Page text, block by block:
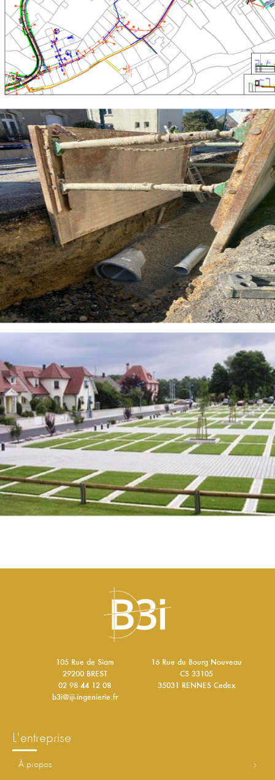
105 Rue de Siam
29200 BREST
02 98 44 12 08
b3i@iji-ingenierie.fr
16 Rue du Bourg Nouveau
CS 33105
35031 RENNES Cedex
l'entreprise
à propos